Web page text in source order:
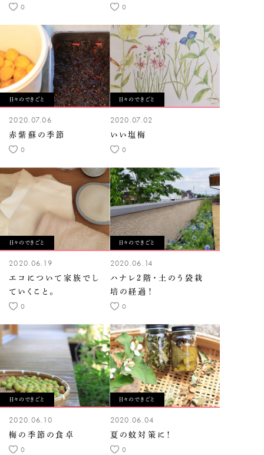
0 0
日々のできごと
2020.07.06
赤紫蘇の季節
0
日々のできごと
2020.07.02
いい塩梅
0
日々のできごと
2020.06.19
エコについて家族でし
ていくこと。
0
日々のできごと
2020.06.14
ハナレ２階・土のう袋栽
培の経過！
0
日々のできごと
2020.06.10
梅の季節の食卓
0
日々のできごと
2020.06.04
夏の蚊対策に！
0